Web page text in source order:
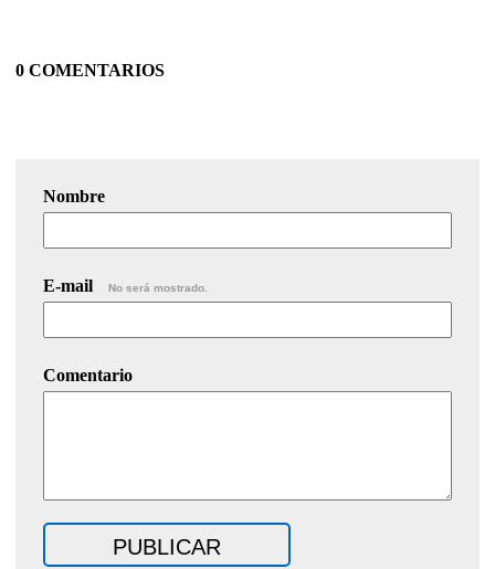
0 COMENTARIOS
Nombre
E-mail No será mostrado.
Comentario